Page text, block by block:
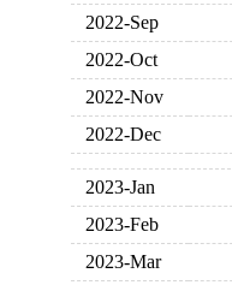
2022-Sep
2022-Oct
2022-Nov
2022-Dec
2023-Jan
2023-Feb
2023-Mar